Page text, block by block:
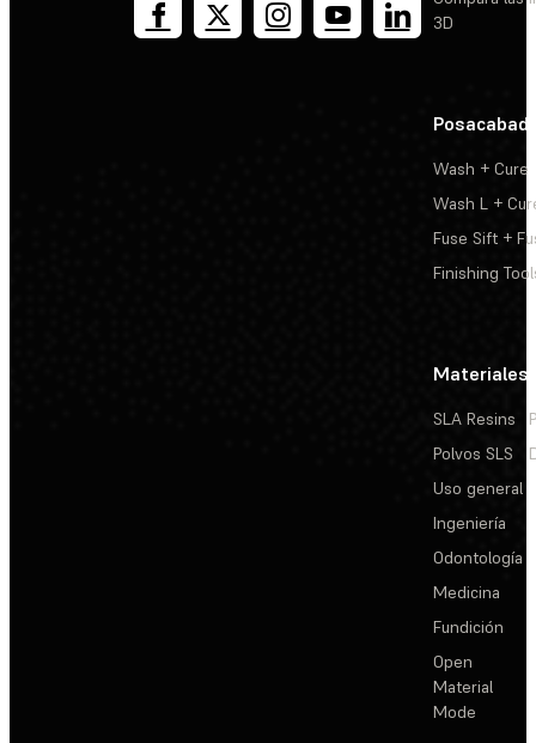
3D
Wash + Cure
Wash L +
Fuse Sift +
Finishing
Materiales
SLA Resins
Polvos SLS
Uso general
Ingeniería
Odontología
Medicina
Fundición
Open
Material
Mode